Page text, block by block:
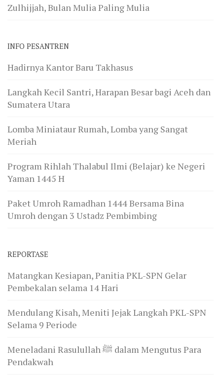
Zulhijjah, Bulan Mulia Paling Mulia
INFO PESANTREN
Hadirnya Kantor Baru Takhasus
Langkah Kecil Santri, Harapan Besar bagi Aceh dan
Sumatera Utara
Lomba Miniataur Rumah, Lomba yang Sangat
Meriah
Program Rihlah Thalabul Ilmi (Belajar) ke Negeri
Yaman 1445 H
Paket Umroh Ramadhan 1444 Bersama Bina
Umroh dengan 3 Ustadz Pembimbing
REPORTASE
Matangkan Kesiapan, Panitia PKL-SPN Gelar
Pembekalan selama 14 Hari
Mendulang Kisah, Meniti Jejak Langkah PKL-SPN
Selama 9 Periode
Meneladani Rasulullah ﷺ dalam Mengutus Para
Pendakwah